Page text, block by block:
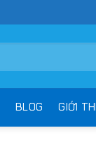
BLOG GIỚI